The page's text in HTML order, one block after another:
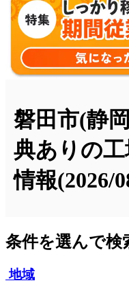
磐田市(静
典ありの
情報(2026/
条件を選んで検
地域